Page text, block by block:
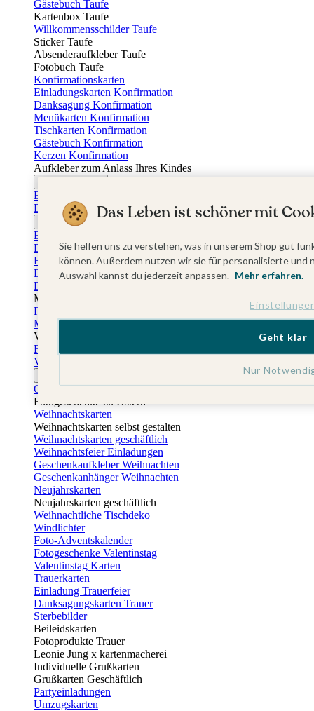
Gästebuch Taufe
Kartenbox Taufe
Willkommensschilder Taufe
Sticker Taufe
Absenderaufkleber Taufe
Fotobuch Taufe
Konfirmationskarten
Einladungskarten Konfirmation
Danksagung Konfirmation
Menükarten Konfirmation
Tischkarten Konfirmation
Gästebuch Konfirmation
Kerzen Konfirmation
Aufkleber zum Anlass Ihres Kindes
Einladungskarten Firmung
Dankeskarten Firmung
Jugendweihekarten
Einladungskarten Jugendweihe
Dankeskarten Jugendweihe
Einschulungskarten
Einladungskarten Einschulung
Danksagung Einschulung
Muttertag
Fotogeschenke Muttertag
Muttertagskarten
Vatertag
Fotogeschenke Vatertag
Vatertagskarten
Osterkarten
Fotogeschenke zu Ostern
Weihnachtskarten
Weihnachtskarten selbst gestalten
Weihnachtskarten geschäftlich
Weihnachtsfeier Einladungen
Geschenkaufkleber Weihnachten
Geschenkanhänger Weihnachten
Neujahrskarten
Neujahrskarten geschäftlich
Weihnachtliche Tischdeko
Windlichter
Foto-Adventskalender
Fotogeschenke Valentinstag
Valentinstag Karten
Trauerkarten
Einladung Trauerfeier
Danksagungskarten Trauer
Sterbebilder
Beileidskarten
Fotoprodukte Trauer
Leonie Jung x kartenmacherei
Individuelle Grußkarten
Grußkarten Geschäftlich
Partyeinladungen
Umzugskarten
Das Leben ist schöner mit
Sie helfen uns zu verstehen, was in unserem Shop gut
können. Außerdem nutzen wir sie für personalisierte
Auswahl kannst du jederzeit anpassen. Mehr erfahren.
Nur
Geht klar